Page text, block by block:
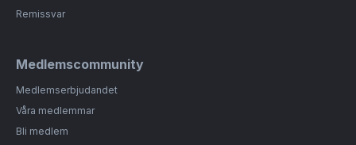
Remissvar
Medlemscommunity
Medlemserbjudandet
Våra medlemmar
Bli medlem